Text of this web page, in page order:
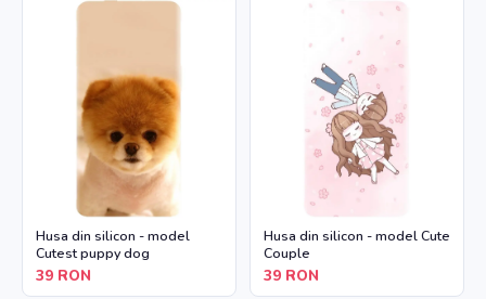
Husa din silicon - model
Cutest puppy dog
39 RON
Husa din silicon - model Cute
Couple
39 RON